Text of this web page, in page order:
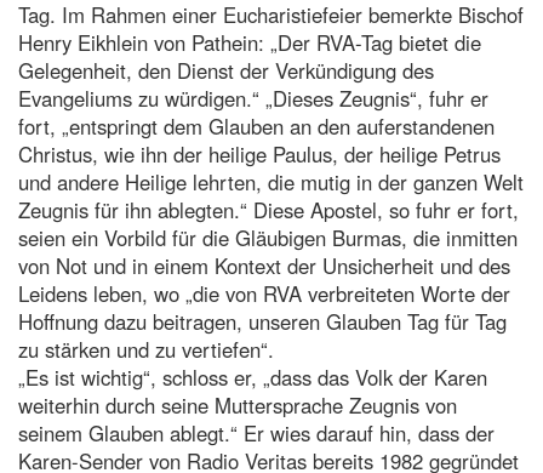
Tag. Im Rahmen einer Eucharistiefeier bemerkte Bischof
Henry Eikhlein von Pathein: „Der RVA-Tag bietet die
Gelegenheit, den Dienst der Verkündigung des
Evangeliums zu würdigen.“ „Dieses Zeugnis“, fuhr er
fort, „entspringt dem Glauben an den auferstandenen
Christus, wie ihn der heilige Paulus, der heilige Petrus
und andere Heilige lehrten, die mutig in der ganzen Welt
Zeugnis für ihn ablegten.“ Diese Apostel, so fuhr er fort,
seien ein Vorbild für die Gläubigen Burmas, die inmitten
von Not und in einem Kontext der Unsicherheit und des
Leidens leben, wo „die von RVA verbreiteten Worte der
Hoffnung dazu beitragen, unseren Glauben Tag für Tag
zu stärken und zu vertiefen“.
„Es ist wichtig“, schloss er, „dass das Volk der Karen
weiterhin durch seine Muttersprache Zeugnis von
seinem Glauben ablegt.“ Er wies darauf hin, dass der
Karen-Sender von Radio Veritas bereits 1982 gegründet